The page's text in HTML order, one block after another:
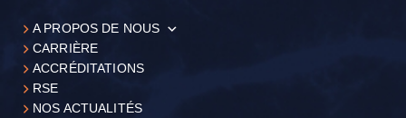
A PROPOS DE NOUS
CARRIÈRE
ACCRÉDITATIONS
RSE
NOS ACTUALITÉS